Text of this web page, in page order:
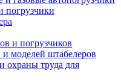
погрузчики
и погрузчиков
моделей штабелеров
охраны труда для